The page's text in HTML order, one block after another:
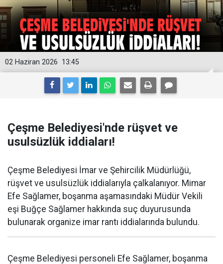
13:45
02 Haziran 2026
Çeşme Belediyesi'nde rüşvet ve
usulsüzlük iddiaları!
Çeşme Belediyesi İmar ve Şehircilik Müdürlüğü,
rüşvet ve usulsüzlük iddialarıyla çalkalanıyor. Mimar
Efe Sağlamer, boşanma aşamasındaki Müdür Vekili
eşi Buğçe Sağlamer hakkında suç duyurusunda
bulunarak organize imar rantı iddialarında bulundu.
Çeşme Belediyesi personeli Efe Sağlamer, boşanma